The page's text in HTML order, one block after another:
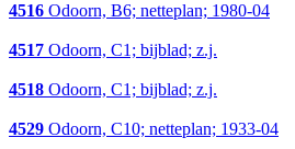
4516 Odoorn, B6; netteplan; 1980-04
4517 Odoorn, C1; bijblad; z.j.
4518 Odoorn, C1; bijblad; z.j.
4529 Odoorn, C10; netteplan; 1933-04